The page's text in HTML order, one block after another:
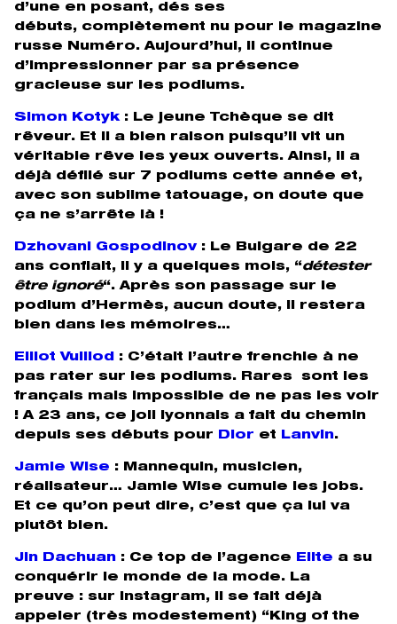
d’une en posant, dés ses
débuts, complètement nu pour le magazine
russe Numéro. Aujourd’hui, il continue
d’impressionner par sa présence
gracieuse sur les podiums.
Simon Kotyk : Le jeune Tchèque se dit
rêveur. Et il a bien raison puisqu’il vit un
véritable rêve les yeux ouverts. Ainsi, il a
déjà défilé sur 7 podiums cette année et,
avec son sublime tatouage, on doute que
ça ne s’arrête là !
Dzhovani Gospodinov : Le Bulgare de 22
ans confiait, il y a quelques mois, “détester
être ignoré“. Après son passage sur le
podium d’Hermès, aucun doute, il restera
bien dans les mémoires…
Elliot Vulliod
: C’était l’autre frenchie à ne
pas rater sur les podiums. Rares sont les
français mais impossible de ne pas les voir
! A 23 ans, ce joli lyonnais a fait du chemin
depuis ses débuts pour
Dior et Lanvin.
Jamie Wise :
Mannequin, musicien,
réalisateur… Jamie Wise cumule les jobs.
Et ce qu’on peut dire, c’est que ça lui va
plutôt bien.
Jin Dachuan : Ce top de l’agence Elite a su
conquérir le monde de la mode. La
preuve : sur Instagram, il se fait déjà
appeler (très modestement) “King of the